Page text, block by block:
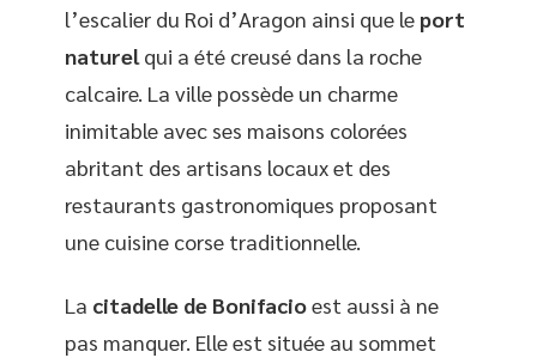
l’escalier du Roi d’Aragon ainsi que le port
naturel qui a été creusé dans la roche
calcaire. La ville possède un charme
inimitable avec ses maisons colorées
abritant des artisans locaux et des
restaurants gastronomiques proposant
une cuisine corse traditionnelle.
La citadelle de Bonifacioest aussi à ne
pas manquer. Elle est située au sommet